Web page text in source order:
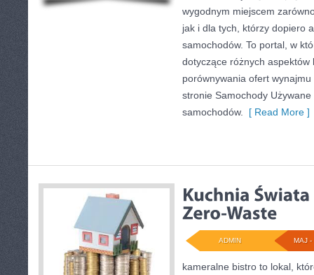
wygodnym miejscem
jak i dla tych, którzy dopiero
samochodów. To portal, w
dotyczące różnych
porównywania ofert
stronie Samochody
samochodów.
[ Read More ]
MAJ -
ADMIN
kameralne bistro to lokal,